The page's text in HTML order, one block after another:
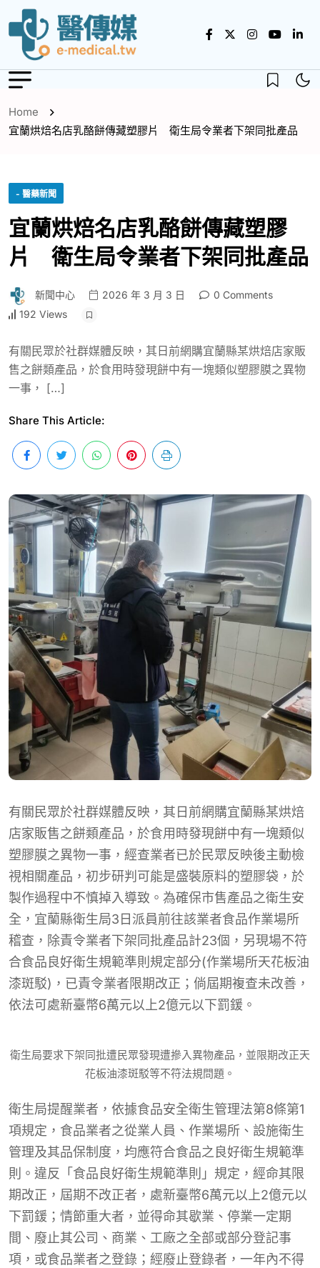
Home
宜蘭烘焙名店乳酪餅傳藏塑膠片 衛生局令業者下架同批產品
- 醫藥新聞
宜蘭烘焙名店乳酪餅傳藏塑膠
片 衛生局令業者下架同批產品
新聞中心 2026 年 3 月 3 日
0 Comments
192 Views
有關民眾於社群媒體反映，其日前網購宜蘭縣某烘焙店家販
售之餅類產品，於食用時發現餅中有一塊類似塑膠膜之異物
一事， […]
Share This Article:
有關民眾於社群媒體反映，其日前網購宜蘭縣某烘焙
店家販售之餅類產品，於食用時發現餅中有一塊類似
塑膠膜之異物一事，經查業者已於民眾反映後主動檢
視相關產品，初步研判可能是盛裝原料的塑膠袋，於
製作過程中不慎掉入導致。為確保市售產品之衛生安
全，宜蘭縣衛生局3日派員前往該業者食品作業場所
稽查，除責令業者下架同批產品計23個，另現場不符
合食品良好衛生規範準則規定部分(作業場所天花板油
漆斑駁)，已責令業者限期改正；倘屆期複查未改善，
依法可處新臺幣6萬元以上2億元以下罰鍰。
衛生局要求下架同批遭民眾發現遭摻入異物產品，並限期改正天
花板油漆斑駁等不符法規問題。
衛生局提醒業者，依據食品安全衛生管理法第8條第1
項規定，食品業者之從業人員、作業場所、設施衛生
管理及其品保制度，均應符合食品之良好衛生規範準
則。違反「食品良好衛生規範準則」規定，經命其限
期改正，屆期不改正者，處新臺幣6萬元以上2億元以
下罰鍰；情節重大者，並得命其歇業、停業一定期
間、廢止其公司、商業、工廠之全部或部分登記事
項，或食品業者之登錄；經廢止登錄者，一年內不得